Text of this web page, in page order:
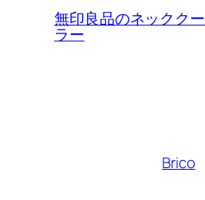
無印良品のネッククー
ラー
Brico